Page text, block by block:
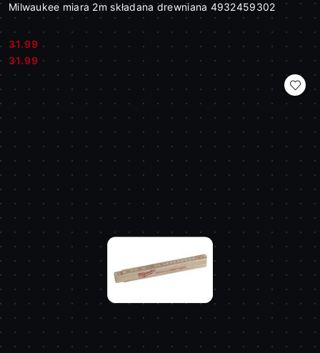
Milwaukee miara 2m składana drewniana 4932459302
Cena:
31.99
Cena:
31.99